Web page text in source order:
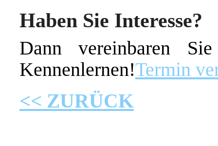
Haben Sie Interesse?
Dann vereinbaren
Kennenlernen!Termin
<< ZURÜCK